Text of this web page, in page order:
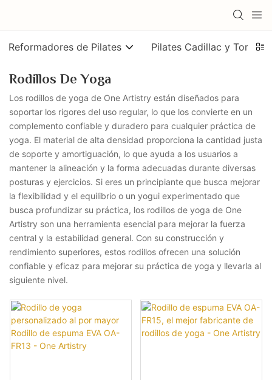
Reformadores de Pilates Pilates Cadillac y Torre
Rodillos De Yoga
Los rodillos de yoga de One Artistry están diseñados para
soportar los rigores del uso regular, lo que los convierte en un
complemento confiable y duradero para cualquier práctica de
yoga. El material de alta densidad proporciona la cantidad justa
de soporte y amortiguación, lo que ayuda a los usuarios a
mantener la alineación y la forma adecuadas durante diversas
posturas y ejercicios. Si eres un principiante que busca mejorar
la flexibilidad y el equilibrio o un yogui experimentado que
busca profundizar su práctica, los rodillos de yoga de One
Artistry son una herramienta esencial para mejorar la fuerza
central y la estabilidad general. Con su construcción y
rendimiento superiores, estos rodillos ofrecen una solución
confiable y eficaz para mejorar su práctica de yoga y llevarla al
siguiente nivel.